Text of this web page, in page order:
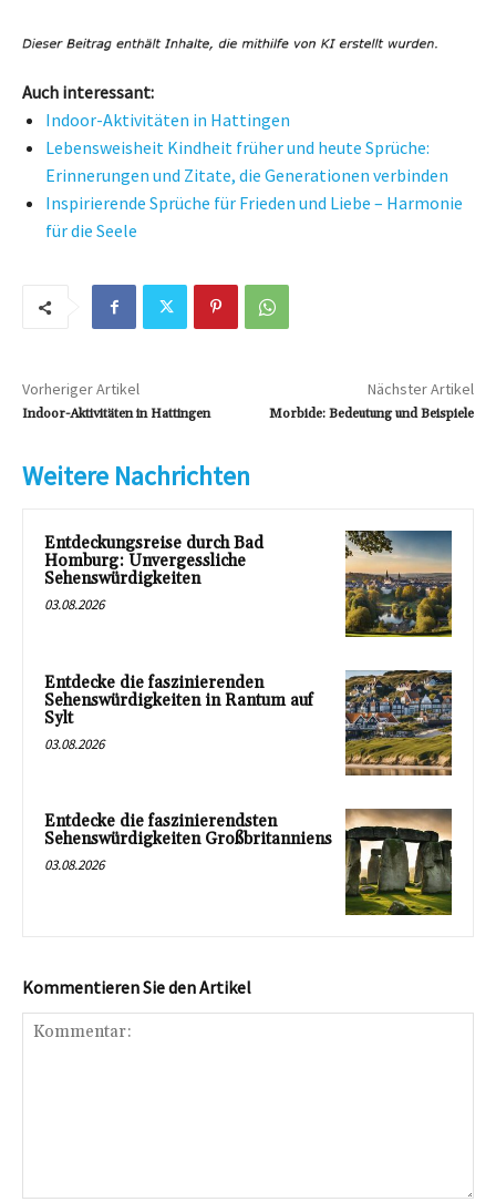
Auch interessant:
Indoor-Aktivitäten in Hattingen
Lebensweisheit Kindheit früher und heute Sprüche:
Erinnerungen und Zitate, die Generationen verbinden
Inspirierende Sprüche für Frieden und Liebe – Harmonie
für die Seele
Vorheriger Artikel
Indoor-Aktivitäten in Hattingen
Nächster Artikel
Morbide: Bedeutung und Beispiele
Weitere Nachrichten
Entdeckungsreise durch Bad
Homburg: Unvergessliche
Sehenswürdigkeiten
03.08.2026
Entdecke die faszinierenden
Sehenswürdigkeiten in Rantum auf
Sylt
03.08.2026
Entdecke die faszinierendsten
Sehenswürdigkeiten Großbritanniens
03.08.2026
Kommentieren Sie den Artikel